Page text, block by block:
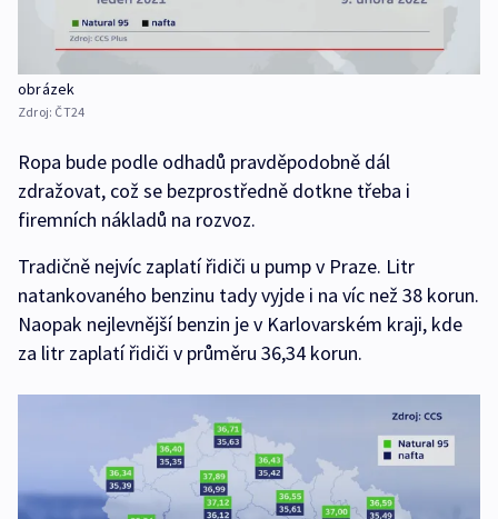
obrázek
Zdroj: ČT24
Ropa bude podle odhadů pravděpodobně dál
zdražovat, což se bezprostředně dotkne třeba i
firemních nákladů na rozvoz.
Tradičně nejvíc zaplatí řidiči u pump v Praze. Litr
natankovaného benzinu tady vyjde i na víc než 38 korun.
Naopak nejlevnější benzin je v Karlovarském kraji, kde
za litr zaplatí řidiči v průměru 36,34 korun.